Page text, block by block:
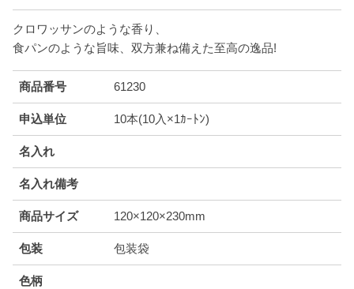
クロワッサンのような香り、
食パンのような旨味、双方兼ね備えた至高の逸品!
商品番号 61230
申込単位 10本(10入×1ｶｰﾄﾝ)
名入れ
名入れ備考
商品サイズ 120×120×230mm
包装 包装袋
色柄